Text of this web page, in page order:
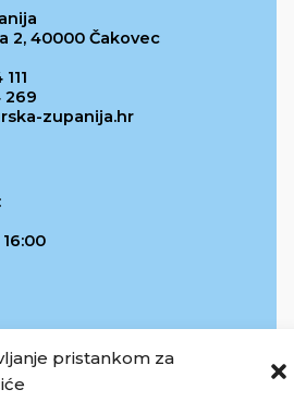
pristankom za
2, 40000 Čakovec
269
zupanija.hr
16:00